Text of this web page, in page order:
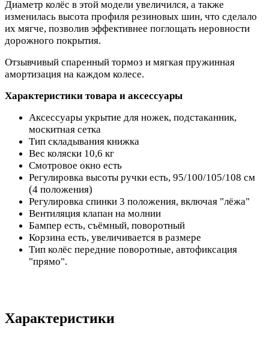
Диаметр колёс в этой модели увеличился, а также
изменилась высота профиля резиновых шин, что сделало
их мягче, позволив эффективнее поглощать неровности
дорожного покрытия.
Отзывчивый спаренный тормоз и мягкая пружинная
амортизация на каждом колесе.
Характеристики товара и аксессуары
Аксессуары укрытие для ножек, подстаканник,
москитная сетка
Тип складывания книжка
Вес коляски 10,6 кг
Смотровое окно есть
Регулировка высоты ручки есть, 95/100/105/108 см
(4 положения)
Регулировка спинки 3 положения, включая "лёжа"
Вентиляция клапан на молнии
Бампер есть, съёмный, поворотный
Корзина есть, увеличивается в размере
Тип колёс передние поворотные, автофиксация
"прямо".
Характеристики